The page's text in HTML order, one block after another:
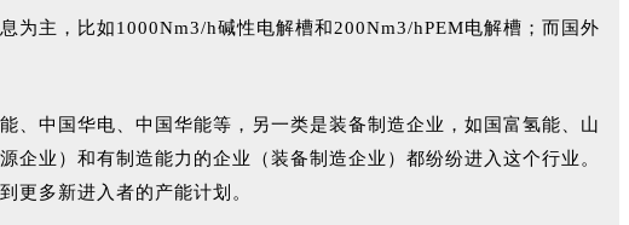
为主，比如1000Nm3/h碱性电解槽和200Nm3/hPEM电解槽；而国外
、中国华电、中国华能等，另一类是装备制造企业，如国富氢能、山
业）和有制造能力的企业（装备制造企业）都纷纷进入这个行业。
更多新进入者的产能计划。